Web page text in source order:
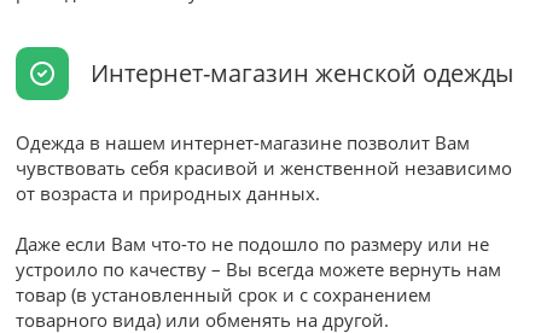
Интернет-магазин женской одежды
Одежда в нашем интернет-магазине позволит Вам
чувствовать себя красивой и женственной независимо
от возраста и природных данных.
Даже если Вам что-то не подошло по размеру или не
устроило по качеству – Вы всегда можете вернуть нам
товар (в установленный срок и с сохранением
товарного вида) или обменять на другой.